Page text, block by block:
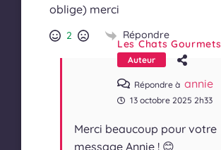
oblige) merci
2 Répondre
Les Chats Gourmets
Auteur
Répondre à annie
13 octobre 2025 2h33
Merci beaucoup pour votre
message Annie ! 😊